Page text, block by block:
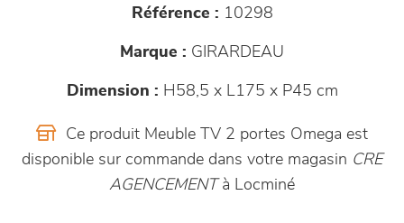
Référence : 10298
Marque : GIRARDEAU
Dimension : H58,5 x L175 x P45 cm
Ce produit Meuble TV 2 portes Omega est
disponible sur commande dans votre magasin CRE
AGENCEMENTà Locminé